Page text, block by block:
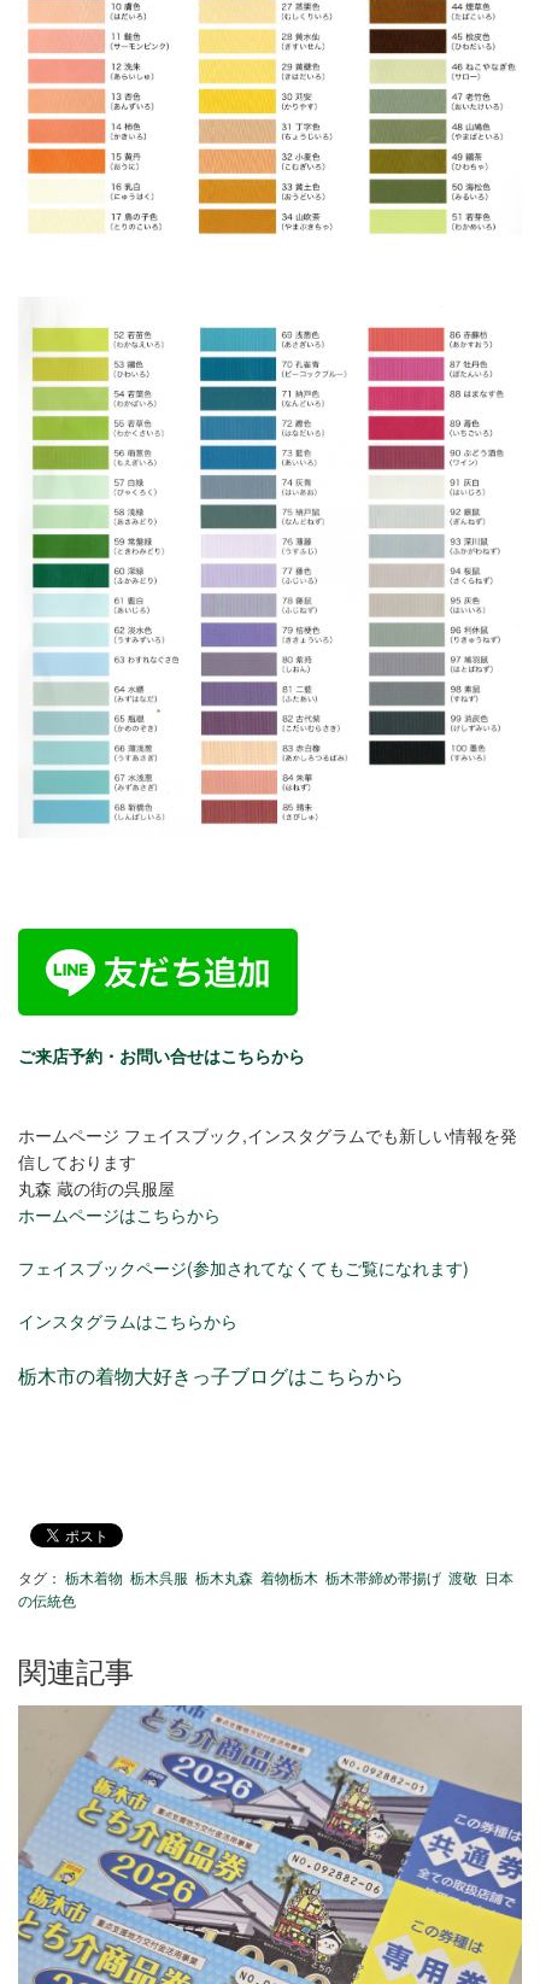
ご来店予約・お問い合せはこちらから
ホームページ フェイスブック,インスタグラムでも新しい情報を発
信しております
丸森 蔵の街の呉服屋
ホームページはこちらから
フェイスブックページ(参加されてなくてもご覧になれます)
インスタグラムはこちらから
栃木市の着物大好きっ子ブログはこちらから
タグ： 栃木着物 栃木呉服 栃木丸森 着物栃木 栃木帯締め帯揚げ 渡敬 日本
の伝統色
関連記事